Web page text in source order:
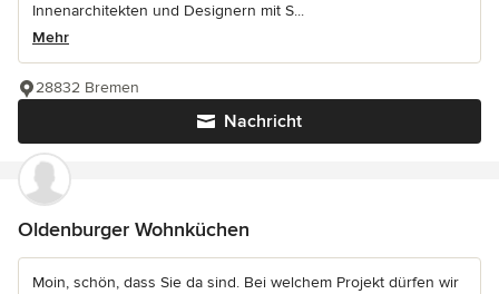
Innenarchitekten und Designern mit S...
Mehr
Nachricht
28832 Bremen
Oldenburger Wohnküchen
Moin, schön, dass Sie da sind. Bei welchem Projekt dürfen wir